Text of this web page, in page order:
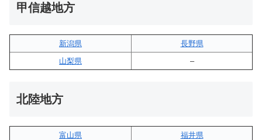
甲信越地方
新潟県
長野県
山梨県
–
北陸地方
富山県
福井県